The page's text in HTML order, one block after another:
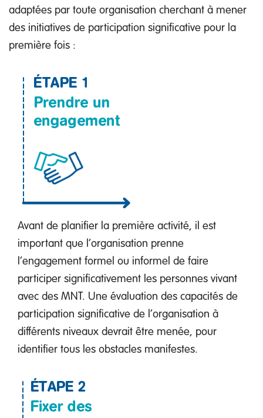
adaptées par toute organisation cherchant à mener
des initiatives de participation significative pour la
première fois :
Avant de planifier la première activité, il est
important que l’organisation prenne
l’engagement formel ou informel de faire
participer significativement les personnes vivant
avec des MNT. Une évaluation des capacités de
participation significative de l’organisation à
différents niveaux devrait être menée, pour
identifier tous les obstacles manifestes.